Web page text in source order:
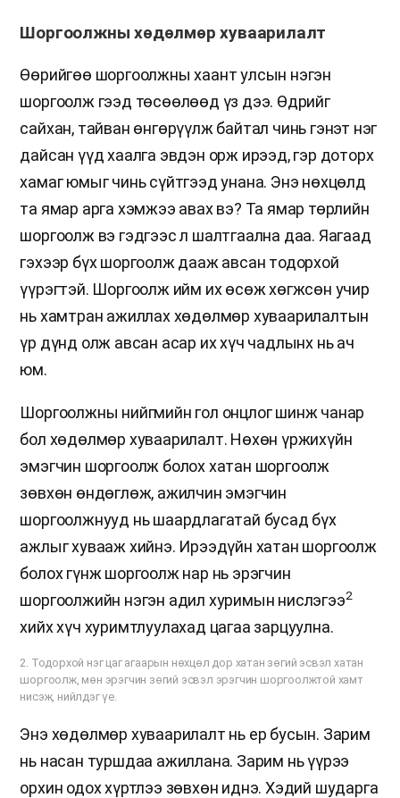
Шоргоолжны хөдөлмөр хуваарилалт
Өөрийгөө шоргоолжны хаант улсын нэгэн
шоргоолж гээд төсөөлөөд үз дээ. Өдрийг
сайхан, тайван өнгөрүүлж байтал чинь гэнэт нэг
дайсан үүд хаалга эвдэн орж ирээд, гэр доторх
хамаг юмыг чинь сүйтгээд унана. Энэ нөхцөлд
та ямар арга хэмжээ авах вэ? Та ямар төрлийн
шоргоолж вэ гэдгээс л шалтгаална даа. Яагаад
гэхээр бүх шоргоолж дааж авсан тодорхой
үүрэгтэй. Шоргоолж ийм их өсөж хөгжсөн учир
нь хамтран ажиллах хөдөлмөр хуваарилалтын
үр дүнд олж авсан асар их хүч чадлынх нь ач
юм.
Шоргоолжны нийгмийн гол онцлог шинж чанар
бол хөдөлмөр хуваарилалт. Нөхөн үржихүйн
эмэгчин шоргоолж болох хатан шоргоолж
зөвхөн өндөглөж, ажилчин эмэгчин
шоргоолжнууд нь шаардлагатай бусад бүх
ажлыг хувааж хийнэ. Ирээдүйн хатан шоргоолж
болох гүнж шоргоолж нар нь эрэгчин
шоргоолжийн нэгэн адил хуримын нислэгээ2
хийх хүч хуримтлуулахад цагаа зарцуулна.
2. Тодорхой нэг цаг агаарын нөхцөл дор хатан зөгий эсвэл хатан
шоргоолж, мөн эрэгчин зөгий эсвэл эрэгчин шоргоолжтой хамт
нисэж, нийлдэг үе.
Энэ хөдөлмөр хуваарилалт нь ер бусын. Зарим
нь насан туршдаа ажиллана. Зарим нь үүрээ
орхин одох хүртлээ зөвхөн иднэ. Хэдий шударга